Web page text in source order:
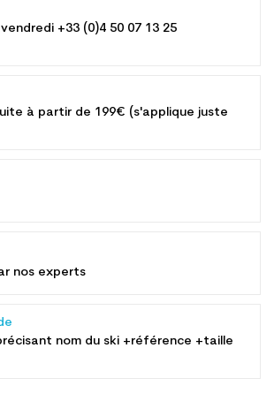
+33 (0)4 50 07 13 25
à partir de 199€ (s'applique juste
nos experts
nom du ski +référence +taille